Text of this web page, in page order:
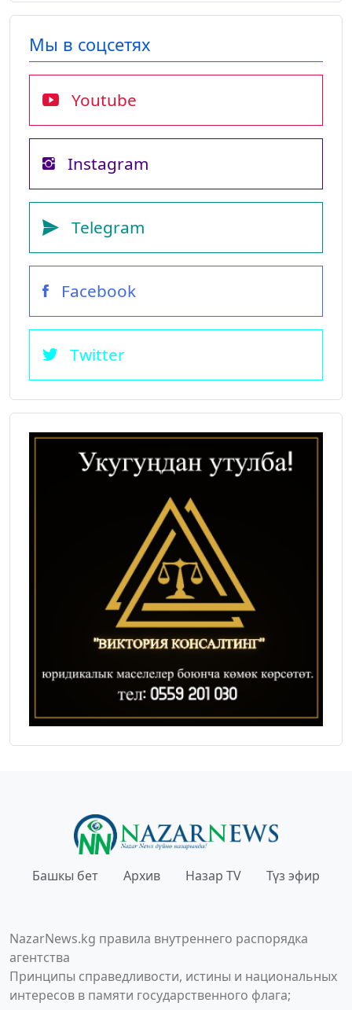
Мы в соцсетях
Youtube
Instagram
Telegram
Facebook
Twitter
Башкы бет Архив Назар TV Түз эфир
NazarNews.kg правила внутреннего распорядка
агентства
Принципы справедливости, истины и национальных
интересов в памяти государственного флага;